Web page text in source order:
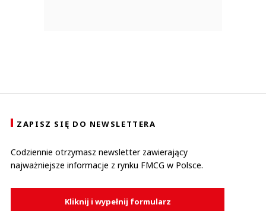
ZAPISZ SIĘ DO NEWSLETTERA
Codziennie otrzymasz newsletter zawierający
najważniejsze informacje z rynku FMCG w Polsce.
Kliknij i wypełnij formularz